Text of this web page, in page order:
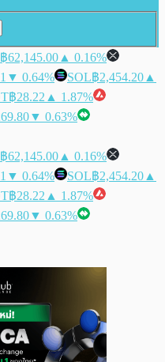
฿62,145.00 ▲ 0.16%
▼ 0.64% SOL฿2,454.20 ▲
฿28.22 ▲ 1.87%
▼ 0.63%
฿62,145.00 ▲ 0.16%
▼ 0.64% SOL฿2,454.20 ▲
฿28.22 ▲ 1.87%
▼ 0.63%